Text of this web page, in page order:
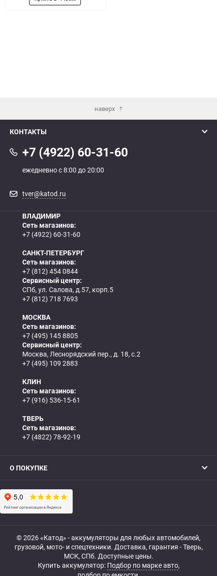
наверх
КОНТАКТЫ
+7 (4922) 60-31-60
ежедневно с 8:00 до 20:00
tver@katod.ru
ВЛАДИМИР
Сеть магазинов:
+7 (4922) 60-31-60
САНКТ-ПЕТЕРБУРГ
Сеть магазинов:
+7 (812) 454 0844
Сервисный центр:
СПб, ул. Салова, д.57, корп.5
+7 (812) 718 7693
МОСКВА
Сеть магазинов:
+7 (495) 145 8805
Сервисный центр:
Москва, Леснорядский пер., д. 18, с.2
+7 (495) 109 2883
КЛИН
Сеть магазинов:
+7 (916) 536-15-61
ТВЕРЬ
Сеть магазинов:
+7 (4822) 78-92-19
О ПОКУПКЕ
© 2026 «Катод» - аккумуляторы для любых автомобилей,
грузовой, мото- и спецтехники. Доставка, гарантия - Тверь,
МСК, СПб. Доступные цены.
Купить аккумулятор: Подбор по марке авто,